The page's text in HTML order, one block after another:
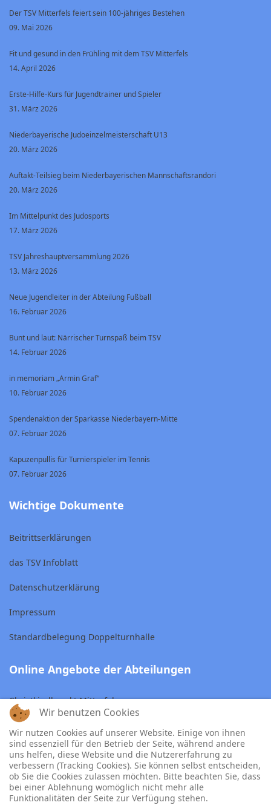
Der TSV Mitterfels feiert sein 100-jähriges Bestehen
09. Mai 2026
Fit und gesund in den Frühling mit dem TSV Mitterfels
14. April 2026
Erste-Hilfe-Kurs für Jugendtrainer und Spieler
31. März 2026
Niederbayerische Judoeinzelmeisterschaft U13
20. März 2026
Auftakt-Teilsieg beim Niederbayerischen Mannschaftsrandori
20. März 2026
Im Mittelpunkt des Judosports
17. März 2026
TSV Jahreshauptversammlung 2026
13. März 2026
Neue Jugendleiter in der Abteilung Fußball
16. Februar 2026
Bunt und laut: Närrischer Turnspaß beim TSV
14. Februar 2026
in memoriam „Armin Graf“
10. Februar 2026
Spendenaktion der Sparkasse Niederbayern-Mitte
07. Februar 2026
Kapuzenpullis für Turnierspieler im Tennis
07. Februar 2026
Wichtige Dokumente
Beitrittserklärungen
das TSV Infoblatt
Datenschutzerklärung
Impressum
Standardbelegung Doppelturnhalle
Online Angebote der Abteilungen
Christkindlmarkt Mitterfels
Skiclub Mitterfels
TSV Tennisabteilung
Wir benutzen Cookies
Wir nutzen Cookies auf unserer Website. Einige von ihnen
sind essenziell für den Betrieb der Seite, während andere
uns helfen, diese Website und die Nutzererfahrung zu
verbessern (Tracking Cookies). Sie können selbst entscheiden,
ob Sie die Cookies zulassen möchten. Bitte beachten Sie, dass
bei einer Ablehnung womöglich nicht mehr alle
Funktionalitäten der Seite zur Verfügung stehen.